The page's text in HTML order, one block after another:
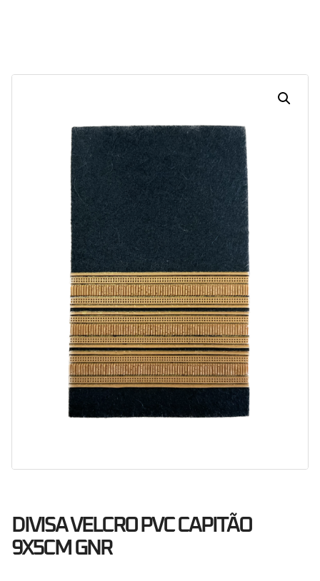
DIVISA VELCRO PVC CAPITÃO
9X5CM GNR